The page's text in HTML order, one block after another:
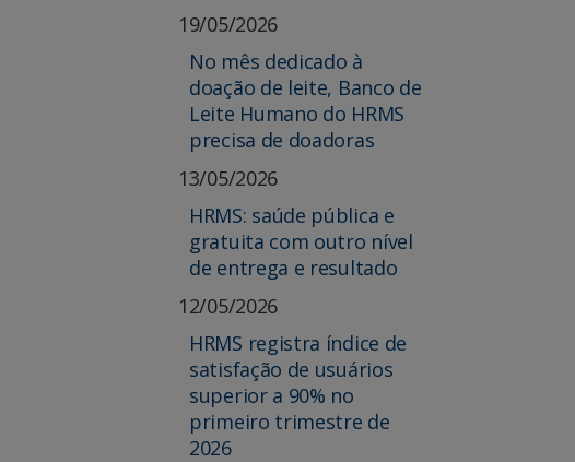
19/05/2026
No mês dedicado à
doação de leite, Banco de
Leite Humano do HRMS
precisa de doadoras
13/05/2026
HRMS: saúde pública e
gratuita com outro nível
de entrega e resultado
12/05/2026
HRMS registra índice de
satisfação de usuários
superior a 90% no
primeiro trimestre de
2026